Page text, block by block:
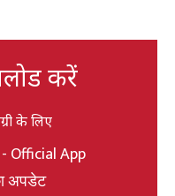
करें
के लिए
Official App
अपडेट